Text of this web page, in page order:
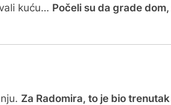
kuću… Počeli su da grade
Za Radomira, to je bio